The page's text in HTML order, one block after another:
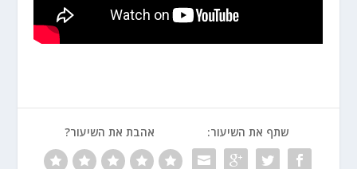
שתף את השיעור: אהבת את השיעור?